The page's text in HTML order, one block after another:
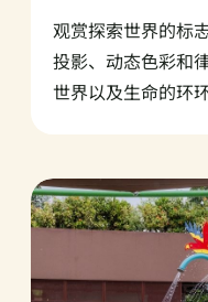
观赏探索世界的标
投影、动态色彩和
世界以及生命的环